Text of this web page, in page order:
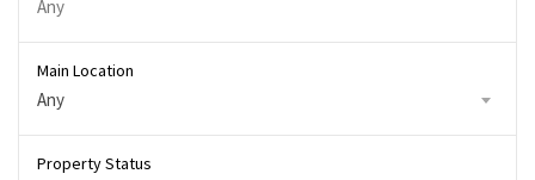
Main Location
Any
Property Status